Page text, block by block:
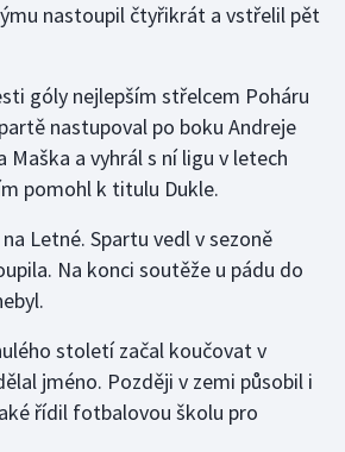
nastoupil čtyřikrát a vstřelil pět
góly nejlepším střelcem Poháru
nastupoval po boku Andreje
Maška a vyhrál s ní ligu v letech
pomohl k titulu Dukle.
Letné. Spartu vedl v sezoně
Na konci soutěže u pádu do
století začal koučovat v
jméno. Později v zemi působil i
řídil fotbalovou školu pro